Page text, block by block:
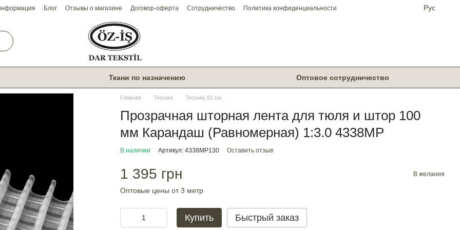
Блог Отзывы о магазине Договор-оферта Сотрудничество Политика конфиденциальности Рус
Ткани по назначению Оптовое сотрудничество
Главная Тесьма Тесьма 10 см.
Прозрачная шторная лента для тюля и штор 100
мм Карандаш (Равномерная) 1:3.0 4338МР
В наличии Артикул: 4338МР130 Оставить отзыв
1 395 грн В желания
Оптовые цены от 3 метр
Купить Быстрый заказ